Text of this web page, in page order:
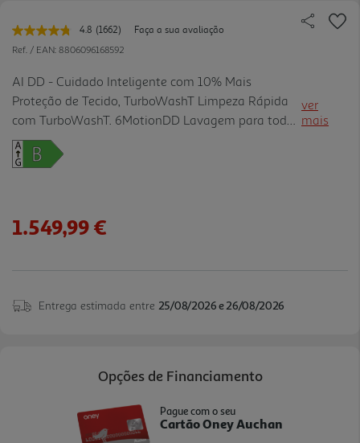
4.8 Leu
1662
Link
para
a
mesma
página.
(1662)
Faça a sua avaliação
Ref. / EAN: 8806096168592
AI DD - Cuidado Inteligente com 10% Mais
Proteção de Tecido, TurboWashT Limpeza Rápida
com TurboWashT. 6MotionDD Lavagem para todos
os tipos de tecido. SteamT Elimina 99,9% dos
alérgenos dos seus tecidos. Maior durabilidade - O
ver
mais
1.549,99 €
Entrega estimada entre 25/08/2026 e 26/08/2026
Opções de Financiamento
Pague com o seu
Cartão Oney Auchan